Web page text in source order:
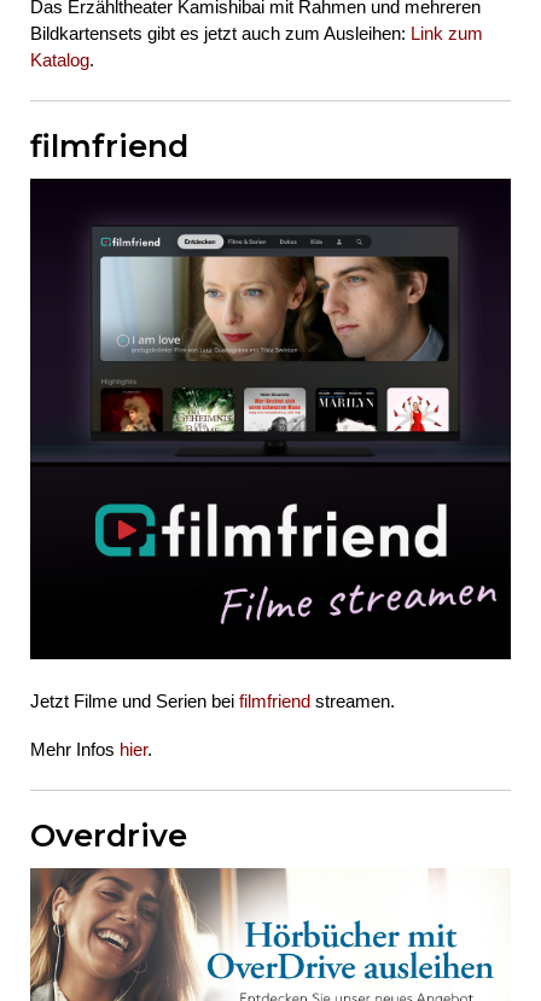
Das Erzähltheater Kamishibai mit Rahmen und mehreren
Bildkartensets gibt es jetzt auch zum Ausleihen: Link zum
Katalog.
filmfriend
Jetzt Filme und Serien bei filmfriend streamen.
Mehr Infos hier.
Overdrive